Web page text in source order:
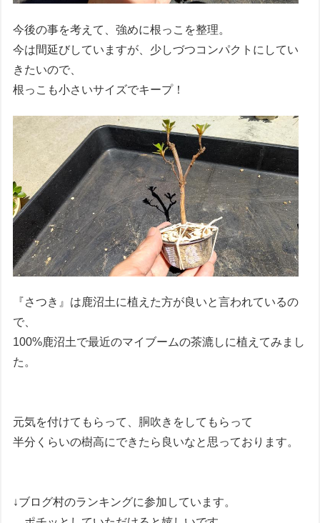
今後の事を考えて、強めに根っこを整理。
今は間延びしていますが、少しづつコンパクトにしてい
きたいので、
根っこも小さいサイズでキープ！
『さつき』は鹿沼土に植えた方が良いと言われているの
で、
100%鹿沼土で最近のマイブームの茶漉しに植えてみまし
た。
元気を付けてもらって、胴吹きをしてもらって
半分くらいの樹高にできたら良いなと思っております。
↓ブログ村のランキングに参加しています。